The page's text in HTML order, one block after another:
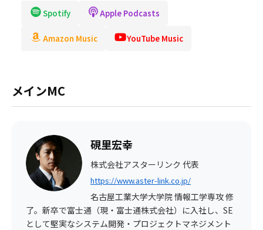
Spotify Apple Podcasts
Amazon Music YouTube Music
メインMC
⁠硯里宏幸
株式会社アスターリンク 代表
https://www.aster-link.co.jp/
名古屋工業大学大学院 情報工学専攻 修
了。新卒で富士通（現・富士通株式会社）に入社し、SE
として堅実なシステム開発・プロジェクトマネジメント